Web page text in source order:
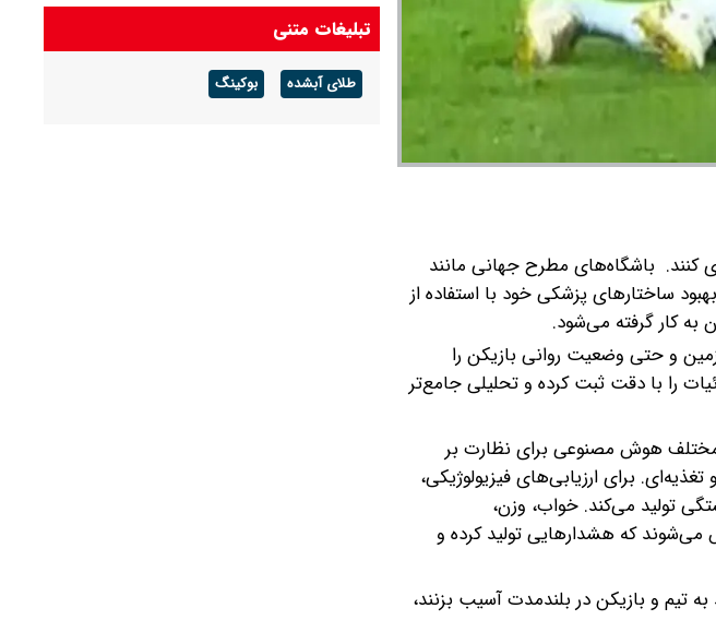
کنند. باشگاه‌های مطرح جهانی مانند
ساختارهای پزشکی خود با استفاده از
کار گرفته می‌شود.
و حتی وضعیت روانی بازیکن را
را با دقت ثبت کرده و تحلیلی جامع‌تر
مختلف هوش مصنوعی برای نظارت بر
برای ارزیابی‌های فیزیولوژیکی،
تولید می‌کند. خواب، وزن،
می‌شوند که هشدارهایی تولید کرده و
تیم و بازیکن در بلندمدت آسیب بزنند،
تبلیغات متنی
طلای آبشده بوکینگ